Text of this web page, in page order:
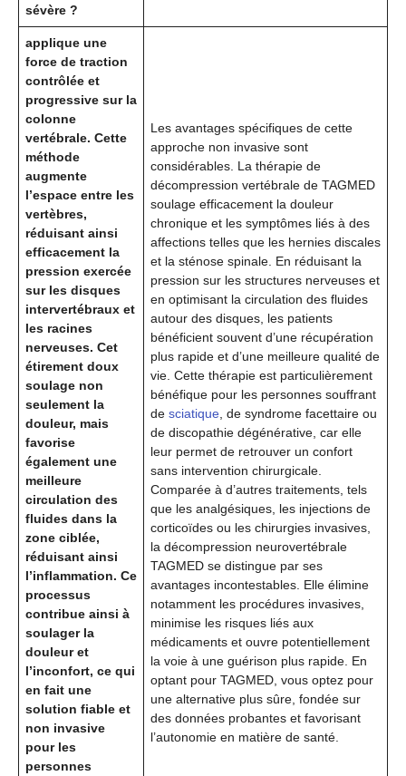
sévère ?
applique une
force de traction
contrôlée et
progressive sur la
colonne
vertébrale. Cette
méthode
augmente
l’espace entre les
vertèbres,
réduisant ainsi
efficacement la
pression exercée
sur les disques
intervertébraux et
les racines
nerveuses. Cet
étirement doux
soulage non
seulement la
douleur, mais
favorise
également une
meilleure
circulation des
fluides dans la
zone ciblée,
réduisant ainsi
l’inflammation. Ce
processus
contribue ainsi à
soulager la
douleur et
l’inconfort, ce qui
en fait une
solution fiable et
non invasive
pour les
personnes
Les avantages spécifiques de cette
approche non invasive sont
considérables. La thérapie de
décompression vertébrale de TAGMED
soulage efficacement la douleur
chronique et les symptômes liés à des
affections telles que les hernies discales
et la sténose spinale. En réduisant la
pression sur les structures nerveuses et
en optimisant la circulation des fluides
autour des disques, les patients
bénéficient souvent d’une récupération
plus rapide et d’une meilleure qualité de
vie. Cette thérapie est particulièrement
bénéfique pour les personnes souffrant
de sciatique , de syndrome facettaire ou
de discopathie dégénérative, car elle
leur permet de retrouver un confort
sans intervention chirurgicale.
Comparée à d’autres traitements, tels
que les analgésiques, les injections de
corticoïdes ou les chirurgies invasives,
la décompression neurovertébrale
TAGMED se distingue par ses
avantages incontestables. Elle élimine
notamment les procédures invasives,
minimise les risques liés aux
médicaments et ouvre potentiellement
la voie à une guérison plus rapide. En
optant pour TAGMED, vous optez pour
une alternative plus sûre, fondée sur
des données probantes et favorisant
l’autonomie en matière de santé.